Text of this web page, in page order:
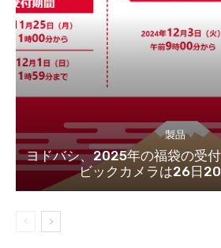
製品
ヨドバシ、2025年の福袋の受
ビックカメラは26日20